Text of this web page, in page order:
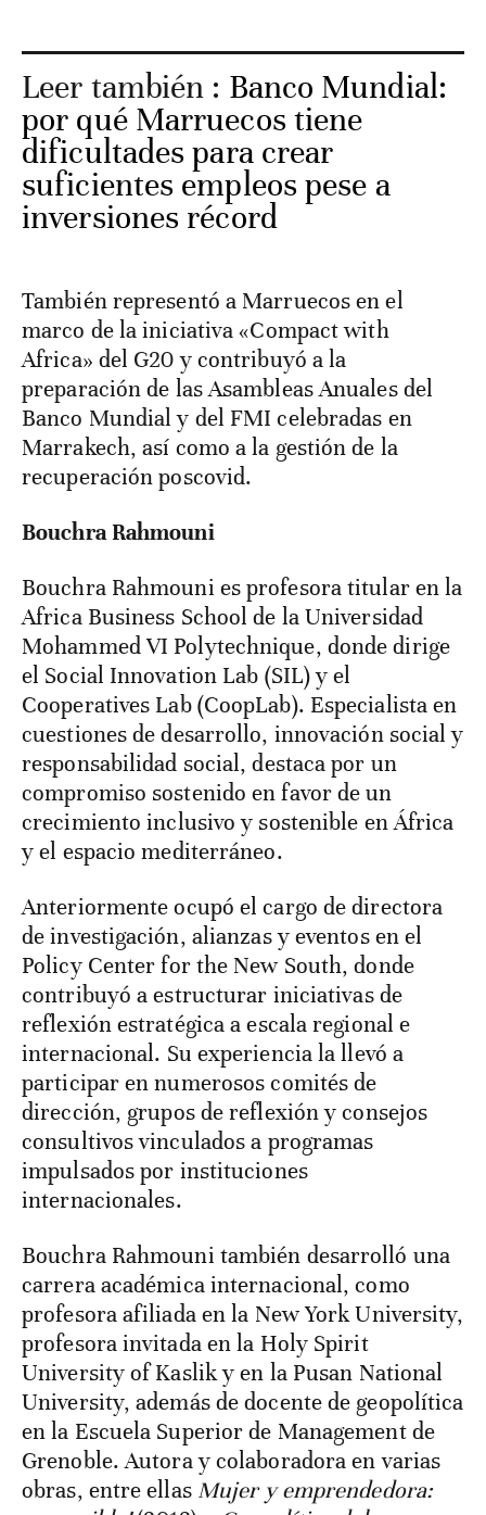
Leer también : Banco Mundial:
por qué Marruecos tiene
dificultades para crear
suficientes empleos pese a
inversiones récord
También representó a Marruecos en el
marco de la iniciativa «Compact with
Africa» del G20 y contribuyó a la
preparación de las Asambleas Anuales del
Banco Mundial y del FMI celebradas en
Marrakech, así como a la gestión de la
recuperación poscovid.
Bouchra Rahmouni
Bouchra Rahmouni es profesora titular en la
Africa Business School de la Universidad
Mohammed VI Polytechnique, donde dirige
el Social Innovation Lab (SIL) y el
Cooperatives Lab (CoopLab). Especialista en
cuestiones de desarrollo, innovación social y
responsabilidad social, destaca por un
compromiso sostenido en favor de un
crecimiento inclusivo y sostenible en África
y el espacio mediterráneo.
Anteriormente ocupó el cargo de directora
de investigación, alianzas y eventos en el
Policy Center for the New South, donde
contribuyó a estructurar iniciativas de
reflexión estratégica a escala regional e
internacional. Su experiencia la llevó a
participar en numerosos comités de
dirección, grupos de reflexión y consejos
consultivos vinculados a programas
impulsados por instituciones
internacionales.
Bouchra Rahmouni también desarrolló una
carrera académica internacional, como
profesora afiliada en la New York University,
profesora invitada en la Holy Spirit
University of Kaslik y en la Pusan National
University, además de docente de geopolítica
en la Escuela Superior de Management de
Grenoble. Autora y colaboradora en varias
obras, entre ellas Mujer y emprendedora: